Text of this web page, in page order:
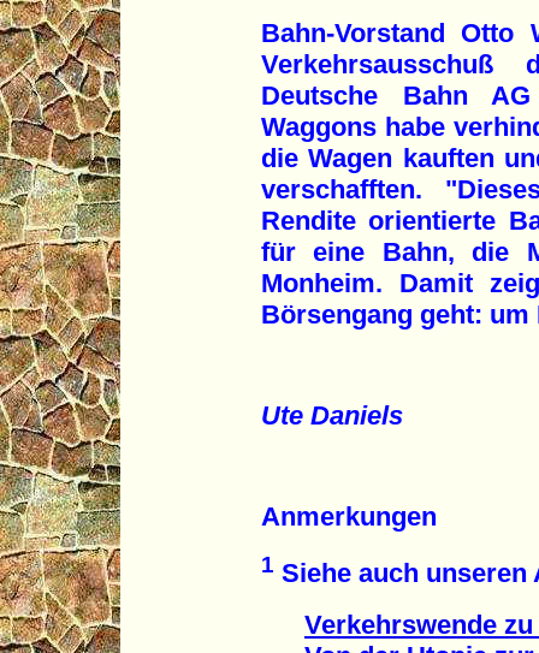
Bahn-Vorstand Otto
Deutsche Bahn
Waggons habe
die Wagen kauften
verschafften.
Rendite orientierte
für eine Bahn, die
Monheim. Damit
Börsengang geht:
Ute Daniels
Anmerkungen
1 Siehe auch unseren
Verkehrswende